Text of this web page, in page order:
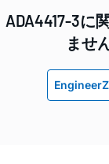
ADA4417-3に
ませ